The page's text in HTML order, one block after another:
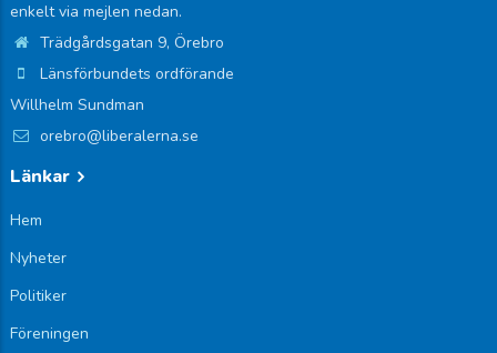
enkelt via mejlen nedan.
Trädgårdsgatan 9, Örebro
Länsförbundets ordförande
Willhelm Sundman
orebro@liberalerna.se
Länkar
Hem
Nyheter
Politiker
Föreningen